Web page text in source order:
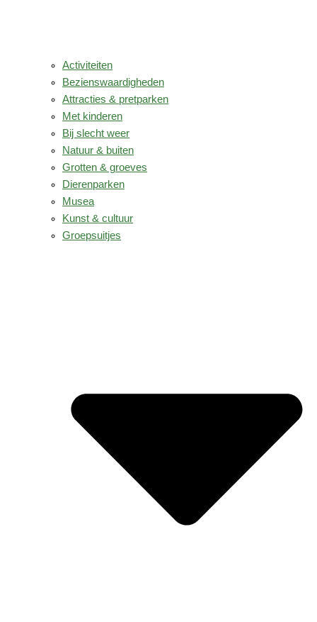
Activiteiten
Bezienswaardigheden
Attracties & pretparken
Met kinderen
Bij slecht weer
Natuur & buiten
Grotten & groeves
Dierenparken
Musea
Kunst & cultuur
Groepsuitjes